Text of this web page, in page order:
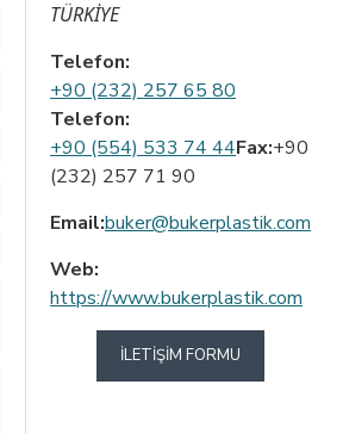
TÜRKİYE
Telefon:
+90 (232) 257 65 80
Telefon:
+90 (554) 533 74 44Fax:+90
(232) 257 71 90
Email:buker@bukerplastik.com
Web:
https://www.bukerplastik.com
İLETIŞIM FORMU